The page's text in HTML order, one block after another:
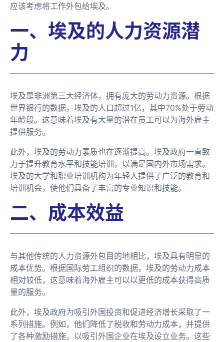
应该考虑将工作外包给埃及。
一、埃及的人力资源潜
力
埃及是非洲第三大经济体，拥有庞大的劳动力资源。根据
世界银行的数据，埃及的人口超过1亿，其中70%处于劳动
年龄段。这意味着埃及有大量的潜在员工可以为海外雇主
提供服务。
此外，埃及的劳动力素质也在逐渐提高。埃及政府一直致
力于提升教育水平和技能培训，以满足国内外市场需求。
埃及的大学和职业培训机构为年轻人提供了广泛的教育和
培训机会，使他们具备了丰富的专业知识和技能。
二、成本效益
与其他传统的人力资源外包目的地相比，埃及具有明显的
成本优势。根据国际劳工组织的数据，埃及的劳动力成本
相对较低，这意味着海外雇主可以以更低的成本获得高质
量的服务。
此外，埃及政府为吸引外国投资和促进经济增长采取了一
系列措施。例如，他们降低了税收和劳动力成本，并提供
了各种激励措施，以吸引外国企业在埃及设立业务。这些